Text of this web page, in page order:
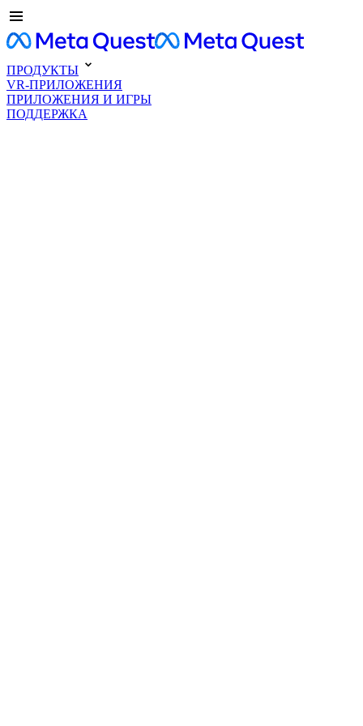
ПРОДУКТЫ
VR-ПРИЛОЖЕНИЯ
ПРИЛОЖЕНИЯ И ИГРЫ
ПОДДЕРЖКА